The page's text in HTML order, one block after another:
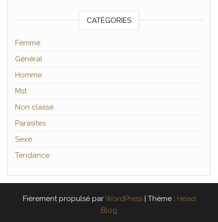
CATÉGORIES
Femme
Général
Homme
Mst
Non classé
Parasites
Sexe
Tendance
Fièrement propulsé parWordPress | Thème : Head
Blog